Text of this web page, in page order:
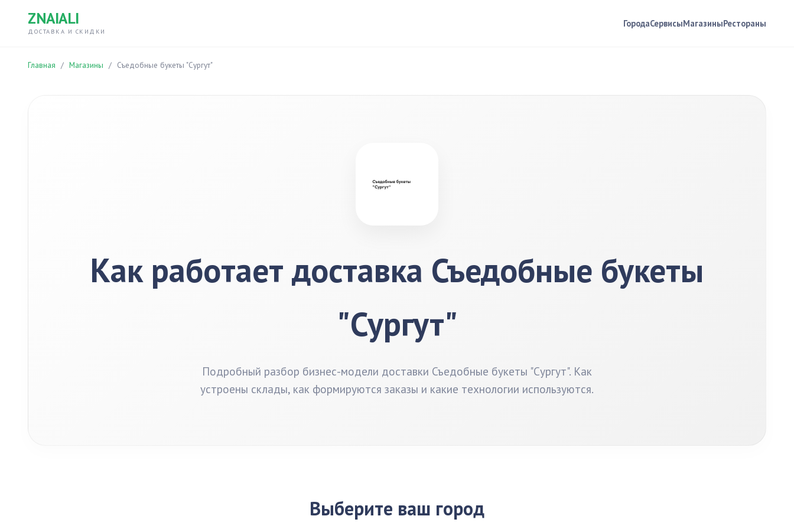
ZNAIALI
ДОСТАВКА И СКИДКИ
ГородаСервисыМагазиныРестораны
Главная / Магазины / Съедобные букеты "Сургут"
Как работает доставка Съедобные букеты
"Сургут"
Подробный разбор бизнес-модели доставки Съедобные букеты "Сургут". Как
устроены склады, как формируются заказы и какие технологии используются.
Выберите ваш город